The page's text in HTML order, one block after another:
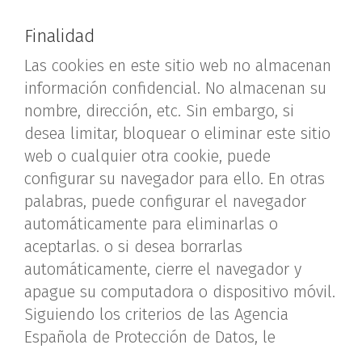
Finalidad
Las cookies en este sitio web no almacenan
información confidencial. No almacenan su
nombre, dirección, etc. Sin embargo, si
desea limitar, bloquear o eliminar este sitio
web o cualquier otra cookie, puede
configurar su navegador para ello. En otras
palabras, puede configurar el navegador
automáticamente para eliminarlas o
aceptarlas. o si desea borrarlas
automáticamente, cierre el navegador y
apague su computadora o dispositivo móvil.
Siguiendo los criterios de las Agencia
Española de Protección de Datos, le